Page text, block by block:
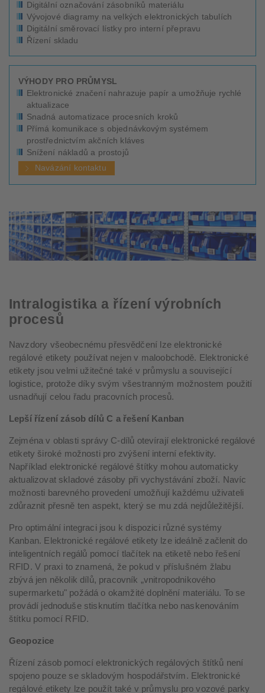
Digitální označování zásobníků materiálu
Vývojové diagramy na velkých elektronických tabulích
Digitální směrovací lístky pro interní přepravu
Řízení skladu
VÝHODY PRO PRŮMYSL
Elektronické značení nahrazuje papír a umožňuje rychlé
aktualizace
Snadná automatizace procesních kroků
Přímá komunikace s objednávkovým systémem
prostřednictvím akčních kláves
Snížení nákladů a prostojů
Navázání kontaktu
Intralogistika a řízení výrobních
procesů
Navzdory všeobecnému přesvědčení lze elektronické
regálové etikety používat nejen v maloobchodě. Elektronické
etikety jsou velmi užitečné také v průmyslu a související
logistice, protože díky svým všestranným možnostem použití
usnadňují celou řadu pracovních procesů.
Lepší řízení zásob dílů C a řešení Kanban
Zejména v oblasti správy C-dílů otevírají elektronické regálové
etikety široké možnosti pro zvýšení interní efektivity.
Například elektronické regálové štítky mohou automaticky
aktualizovat skladové zásoby při vychystávání zboží. Navíc
možnosti barevného provedení umožňují každému uživateli
zdůraznit přesně ten aspekt, který se mu zdá nejdůležitější.
Pro optimální integraci jsou k dispozici různé systémy
Kanban. Elektronické regálové etikety lze ideálně začlenit do
inteligentních regálů pomocí tlačítek na etiketě nebo řešení
RFID. V praxi to znamená, že pokud v příslušném žlabu
zbývá jen několik dílů, pracovník „vnitropodnikového
supermarketu" požádá o okamžité doplnění materiálu. To se
provádí jednoduše stisknutím tlačítka nebo naskenováním
štítku pomocí RFID.
Geopozice
Řízení zásob pomocí elektronických regálových štítků není
spojeno pouze se skladovým hospodářstvím. Elektronické
regálové etikety lze použít také v průmyslu pro vozové parky